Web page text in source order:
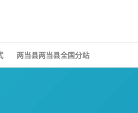
两当县两当县全国分站